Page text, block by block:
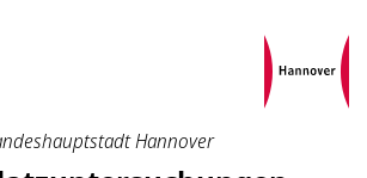
Hannover